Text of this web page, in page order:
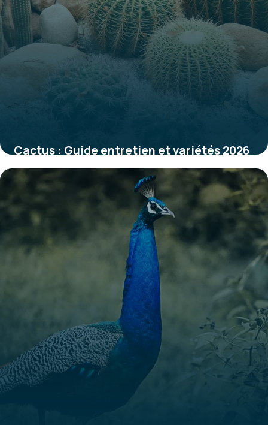
Cactus : Guide entretien et variétés 2026
31 mai 2026